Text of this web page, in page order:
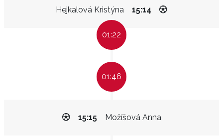
Hejkalová Kristýna 15:14
01:22
01:46
Možíšová Anna
15:15